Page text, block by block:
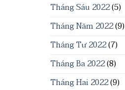
Tháng Sáu 2022(5)
Tháng Năm 2022(9)
Tháng Tư 2022(7)
Tháng Ba 2022(8)
Tháng Hai 2022(9)